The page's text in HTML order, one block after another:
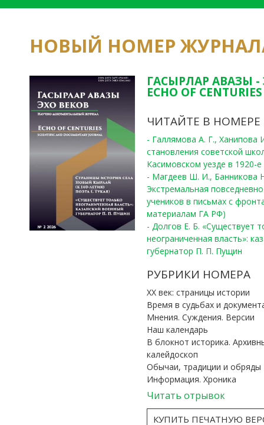
НОВЫЙ НОМЕР
ГАСЫРЛАР АВАЗЫ -
ECHO OF
ЧИТАЙТЕ В НОМЕРЕ
- Галлямова А. Г.,
становления советской
Касимовском уезде в 1920-е
- Магдеев Ш. И., Банникова
Экстремальная
учеников в письмах с
материалам ГА РФ)
- Долгов Е. Б. «Существует
неограниченная власть»:
губернатор П. П. Пущин
РУБРИКИ НОМЕРА
ХХ век: страницы истории
Время в судьбах и
Мнения. Суждения. Версии
Наш календарь
В блокнот историка.
калейдоскоп
Обычаи, традиции и обряды
Информация. Хроника
Читать отрывок
КУПИТЬ ПЕЧАТНУЮ